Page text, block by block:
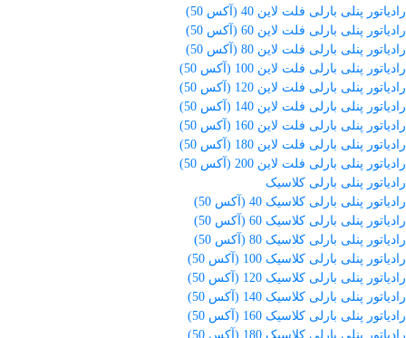
رادیاتور پنلی بارلی فلت لاین 40 (آکس 50)
رادیاتور پنلی بارلی فلت لاین 60 (آکس 50)
رادیاتور پنلی بارلی فلت لاین 80 (آکس 50)
رادیاتور پنلی بارلی فلت لاین 100 (آکس 50)
رادیاتور پنلی بارلی فلت لاین 120 (آکس 50)
رادیاتور پنلی بارلی فلت لاین 140 (آکس 50)
رادیاتور پنلی بارلی فلت لاین 160 (آکس 50)
رادیاتور پنلی بارلی فلت لاین 180 (آکس 50)
رادیاتور پنلی بارلی فلت لاین 200 (آکس 50)
رادیاتور پنلی بارلی کلاسیک
رادیاتور پنلی بارلی کلاسیک 40 (آکس 50)
رادیاتور پنلی بارلی کلاسیک 60 (آکس 50)
رادیاتور پنلی بارلی کلاسیک 80 (آکس 50)
رادیاتور پنلی بارلی کلاسیک 100 (آکس 50)
رادیاتور پنلی بارلی کلاسیک 120 (آکس 50)
رادیاتور پنلی بارلی کلاسیک 140 (آکس 50)
رادیاتور پنلی بارلی کلاسیک 160 (آکس 50)
رادیاتور پنلی بارلی کلاسیک 180 (آکس 50)